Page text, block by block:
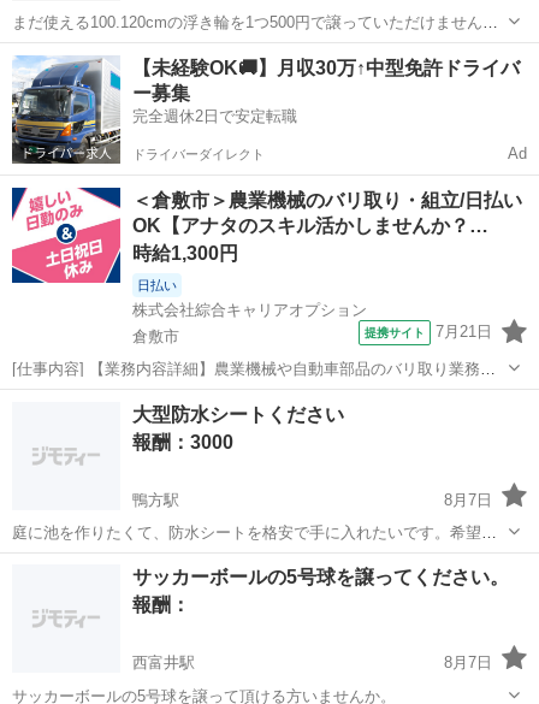
まだ使える100.120cmの浮き輪を1つ500円で譲っていただけません
か？よろしくお願いします(^^) 取りに伺います！
岡山 岡山市 植松駅 買いたい/ください
【未経験OK🚚】月収30万↑中型免許ドライバ
ー募集
完全週休2日で安定転職
ドライバーダイレクト Ad
＜倉敷市＞農業機械のバリ取り・組立/日払い
OK【アナタのスキル活かしませんか？…
時給1,300円
日払い
株式会社綜合キャリアオプション
倉敷市
提携サイト 7月21日
[仕事内容] 【業務内容詳細】農業機械や自動車部品のバリ取り業務や
溶接後の製品の仕上げ作業その他組立等。 【取扱製品情報】農業機械
なたのお仕事探しをしっか...
工場
大型防水シートください
報酬：3000
鴨方駅
8月7日
庭に池を作りたくて、防水シートを格安で手に入れたいです。希望は
６✕4mくらいの丈夫なやつです。
鴨方駅 買いたい/ください
サッカーボールの5号球を譲ってください。
報酬：
西富井駅
8月7日
サッカーボールの5号球を譲って頂ける方いませんか。